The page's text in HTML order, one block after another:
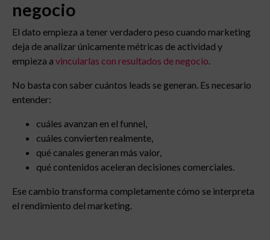
negocio
El dato empieza a tener verdadero peso cuando marketing
deja de analizar únicamente métricas de actividad y
empieza a vincularlas con resultados de negocio.
No basta con saber cuántos leads se generan. Es necesario
entender:
cuáles avanzan en el funnel,
cuáles convierten realmente,
qué canales generan más valor,
qué contenidos aceleran decisiones comerciales.
Ese cambio transforma completamente cómo se interpreta
el rendimiento del marketing.